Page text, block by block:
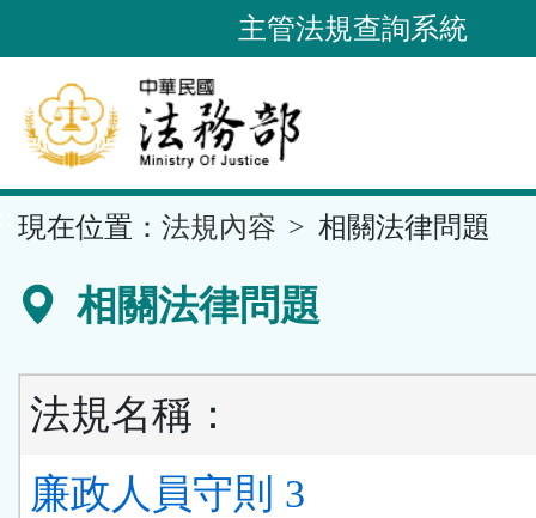
到
要
內
容
區
主管法規查詢系統
現在位置： 法規內容 相關法律問題
相關法律問題
法規名稱：
廉政人員守則 3